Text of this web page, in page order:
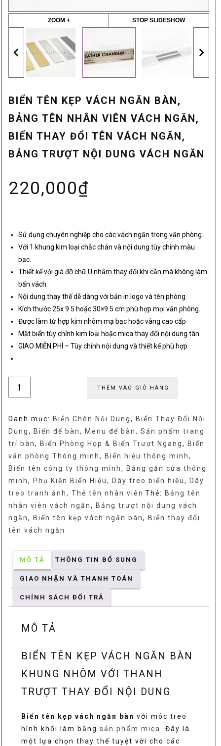
ZOOM + STOP SLIDESHOW
BIỂN TÊN KẸP VÁCH NGĂN BÀN,
BẢNG TÊN NHÂN VIÊN VÁCH NGĂN,
BIỂN THAY ĐỔI TÊN VÁCH NGĂN,
BẢNG TRƯỢT NỘI DUNG VÁCH NGĂN
220,000₫
Sử dụng chuyên nghiệp cho các vách ngăn trong văn phòng..
Với 1 khung kim loại chắc chắn và nội dung tùy chỉnh màu
bạc.
Thiết kế với giá đỡ chữ U nhằm thay đổi khi cần mà không làm
bẩn vách.
Nội dung thay thế dễ dàng với bản in logo và tên phòng.
Kích thước 25x 9.5 hoặc 30×9.5 cm phù hợp mọi văn phòng.
Được làm từ hợp kim nhôm mạ bạc hoặc vàng cao cấp
Mặt biển tùy chỉnh kim loại hoặc mica thay đổi nội dung tân
GIAO MIỄN PHÍ – Tùy chỉnh nội dung và thiết kế phù hợp
Biển
vách
ngăn
bàn,
Bảng
tên
nhân
viên
vách
ngăn,
Biển
tên
vách
Bảng
vách
THÊM VÀO GIỎ HÀNG
Danh mục: Biển Chèn Nội Dung, Biển Thay Đổi Nội
Dung, Biển để bàn, Menu để bàn, Sản phẩm trang
trí bàn, Biển Phòng Họp & Biển Trượt Ngang, Biển
văn phòng Thông minh, Biển hiệu thông minh,
Biển tên công ty thông minh, Bảng gắn cửa thông
minh, Phụ Kiện Biển Hiệu, Dây treo biển hiệu, Dây
treo tranh ảnh, Thẻ tên nhân viên Thẻ: Bảng tên
nhân viên vách ngăn, Bảng trượt nội dung vách
ngăn, Biển tên kẹp vách ngăn bàn, Biển thay đổi
tên vách ngăn
MÔ TẢ THÔNG TIN BỔ SUNG
GIAO NHẬN VÀ THANH TOÁN
CHÍNH SÁCH ĐỔI TRẢ
MÔ TẢ
BIỂN TÊN KẸP VÁCH NGĂN BÀN
KHUNG NHÔM VỚI THANH
TRƯỢT THAY ĐỔI NỘI DUNG
Biển tên kẹp vách ngăn bàn với móc treo
hình khối làm bằngsản phẩm mica. Đây là
một lựa chọn thay thế tuyệt vời cho các